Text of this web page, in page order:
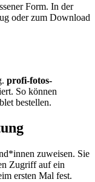
Form. In der
oder zum Download
profi-fotos-
So können
bestellen.
zuweisen. Sie
Zugriff auf ein
ersten Mal fest.